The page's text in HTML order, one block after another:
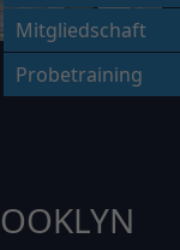
Mitgliedschaft
Probetraining